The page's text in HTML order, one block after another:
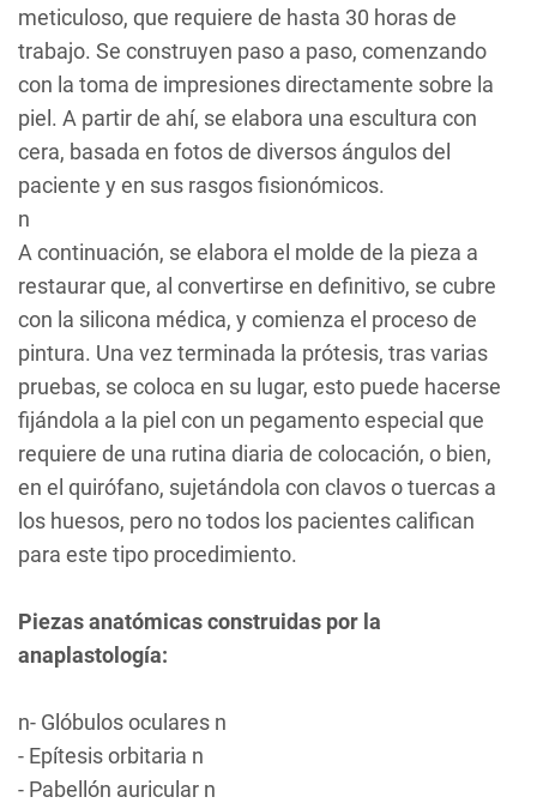
meticuloso, que requiere de hasta 30 horas de
trabajo. Se construyen paso a paso, comenzando
con la toma de impresiones directamente sobre la
piel. A partir de ahí, se elabora una escultura con
cera, basada en fotos de diversos ángulos del
paciente y en sus rasgos fisionómicos.
n
A continuación, se elabora el molde de la pieza a
restaurar que, al convertirse en definitivo, se cubre
con la silicona médica, y comienza el proceso de
pintura. Una vez terminada la prótesis, tras varias
pruebas, se coloca en su lugar, esto puede hacerse
fijándola a la piel con un pegamento especial que
requiere de una rutina diaria de colocación, o bien,
en el quirófano, sujetándola con clavos o tuercas a
los huesos, pero no todos los pacientes califican
para este tipo procedimiento.
Piezas anatómicas construidas por la
anaplastología:
n- Glóbulos oculares n
- Epítesis orbitaria n
- Pabellón auricular n